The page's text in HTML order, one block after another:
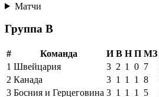
Матчи
Группа B
# Команда И В Н П МЗ
1 Швейцария 3 2 1 0 7
2 Канада 3 1 1 1 8
3 Босния и Герцеговина 3 1 1 1 5